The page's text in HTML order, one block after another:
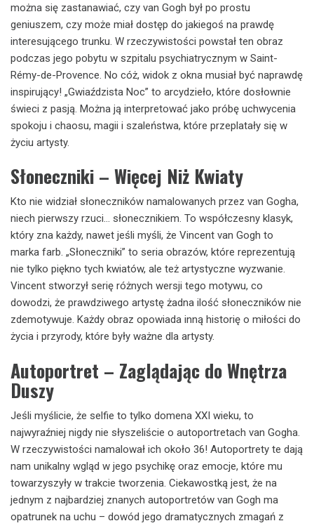
można się zastanawiać, czy van Gogh był po prostu
geniuszem, czy może miał dostęp do jakiegoś na prawdę
interesującego trunku. W rzeczywistości powstał ten obraz
podczas jego pobytu w szpitalu psychiatrycznym w Saint-
Rémy-de-Provence. No cóż, widok z okna musiał być naprawdę
inspirujący! „Gwiaździsta Noc” to arcydzieło, które dosłownie
świeci z pasją. Można ją interpretować jako próbę uchwycenia
spokoju i chaosu, magii i szaleństwa, które przeplatały się w
życiu artysty.
Słoneczniki – Więcej Niż Kwiaty
Kto nie widział słoneczników namalowanych przez van Gogha,
niech pierwszy rzuci… słonecznikiem. To współczesny klasyk,
który zna każdy, nawet jeśli myśli, że Vincent van Gogh to
marka farb. „Słoneczniki” to seria obrazów, które reprezentują
nie tylko piękno tych kwiatów, ale też artystyczne wyzwanie.
Vincent stworzył serię różnych wersji tego motywu, co
dowodzi, że prawdziwego artystę żadna ilość słoneczników nie
zdemotywuje. Każdy obraz opowiada inną historię o miłości do
życia i przyrody, które były ważne dla artysty.
Autoportret – Zaglądając do Wnętrza
Duszy
Jeśli myślicie, że selfie to tylko domena XXI wieku, to
najwyraźniej nigdy nie słyszeliście o autoportretach van Gogha.
W rzeczywistości namalował ich około 36! Autoportrety te dają
nam unikalny wgląd w jego psychikę oraz emocje, które mu
towarzyszyły w trakcie tworzenia. Ciekawostką jest, że na
jednym z najbardziej znanych autoportretów van Gogh ma
opatrunek na uchu – dowód jego dramatycznych zmagań z